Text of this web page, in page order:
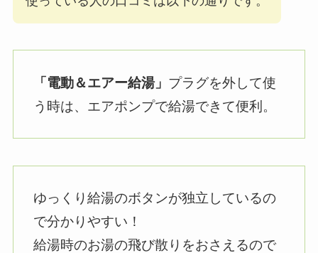
「電動＆エアー給湯」 プラグを外して使
う時は、エアポンプで給湯できて便利。
ゆっくり給湯のボタンが独立しているの
で分かりやすい！
給湯時のお湯の飛び散りをおさえるので